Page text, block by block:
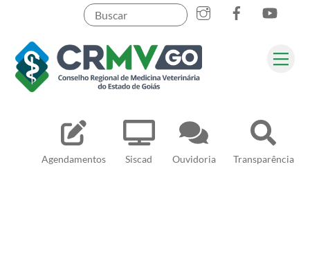
content
Agendamentos Siscad Ouvidoria Transparência
Pesquisar